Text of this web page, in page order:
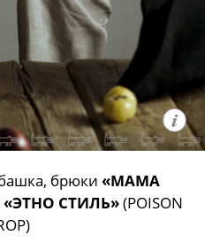
брюки «МАМА
«ЭТНО СТИЛЬ»(POISON